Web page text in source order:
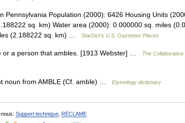
Pennsylvania Population (2000): 6426 Housing Units
sq. km) Water area (2000): 0.000000 sq. miles
(2.188222 sq. km) …
StarDict's U.S. Gazetteer Places
or a person that ambles. [1913 Webster] …
The
noun from AMBLE (Cf. amble) … Etymology dictionary
Support technique RÉCLAME